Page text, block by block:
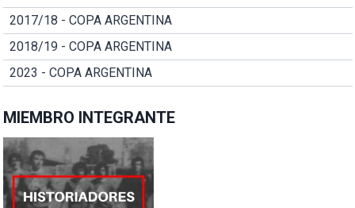
2017/18 - COPA ARGENTINA
2018/19 - COPA ARGENTINA
2023 - COPA ARGENTINA
MIEMBRO INTEGRANTE